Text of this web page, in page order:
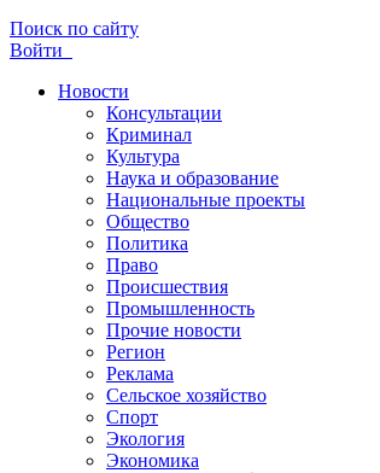
Поиск по сайту
Войти
Новости
Консультации
Криминал
Культура
Наука и образование
Национальные проекты
Общество
Политика
Право
Происшествия
Промышленность
Прочие новости
Регион
Реклама
Сельское хозяйство
Спорт
Экология
Экономика